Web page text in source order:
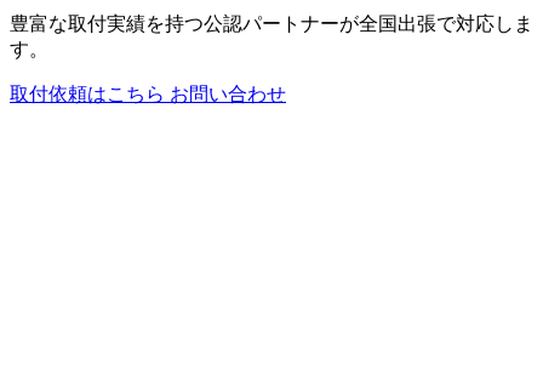
豊富な取付実績を持つ公認パートナーが全国出張で対応しま
す。
取付依頼はこちら お問い合わせ